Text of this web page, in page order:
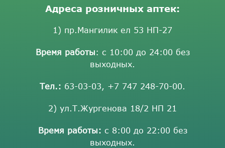
Адреса розничных аптек:
1) пр.Мангилик ел 53 НП-27
Время работы: с 10:00 до 24:00 без
выходных.
Тел.: 63-03-03, +7 747 248-70-00.
2) ул.Т.Жургенова 18/2 НП 21
Время работы: с 8:00 до 22:00 без
выходных.